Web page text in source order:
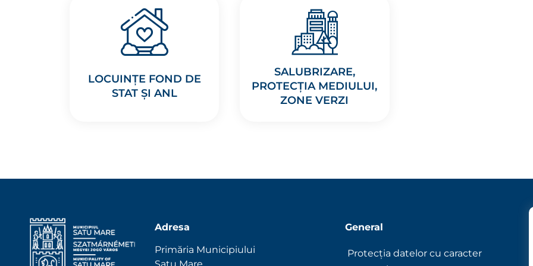
LOCUINȚE FOND DE
STAT ȘI ANL
SALUBRIZARE,
PROTECȚIA MEDIULUI,
ZONE VERZI
Adresa
Primăria Municipiului
General
Protecția datelor cu caracter